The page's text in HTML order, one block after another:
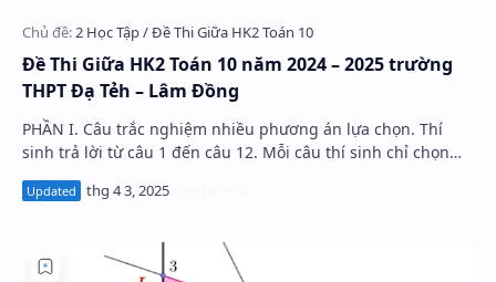
Đề Thi Giữa HK2 Toán 10 năm 2024 – 2025 trường
THPT Đạ Tẻh – Lâm Đồng
PHẦN I. Câu trắc nghiệm nhiều phương án lựa chọn. Thí
sinh trả lời từ câu 1 đến câu 12. Mỗi câu thí sinh chỉ chọn